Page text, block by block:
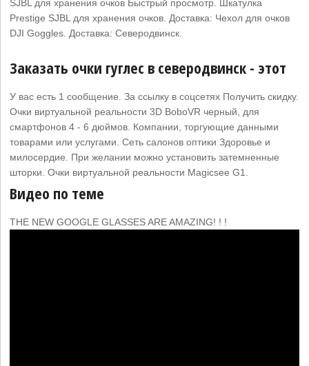
SJBL для хранения очков Быстрый просмотр. Шкатулка
Prestige SJBL для хранения очков. Доставка: Чехол для очков
DJI Goggles. Доставка: Северодвинск.
Заказать очки гуглес в северодвинск - этот
У вас есть 1 сообщение. За ссылку в соцсетях Получить скидку.
Очки виртуальной реальности 3D BoboVR черный, для
смартфонов 4 - 6 дюймов. Компании, торгующие данными
товарами или услугами. Сеть салонов оптики Здоровье и
милосердие. При желании можно установить затемненные
шторки. Очки виртуальной реальности Magicsee G1.
Видео по теме
THE NEW GOOGLE GLASSES ARE AMAZING! ! !